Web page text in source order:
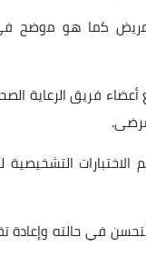
ﮐﻣﺎ ھو ﻣوﺿﺢ ﻓﻲ
أعضاء فريق الرعاية
التشخيصية
في حالته وإعادة